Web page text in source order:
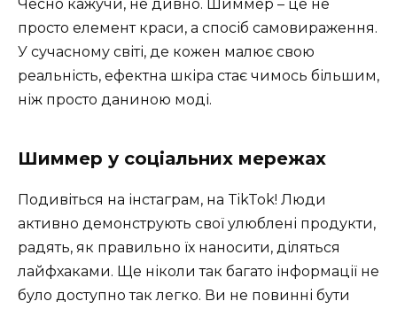
Чесно кажучи, не дивно. Шиммер – це не
просто елемент краси, а спосіб самовираження.
У сучасному світі, де кожен малює свою
реальність, ефектна шкіра стає чимось більшим,
ніж просто даниною моді.
Шиммер у соціальних мережах
Подивіться на інстаграм, на TikTok! Люди
активно демонструють свої улюблені продукти,
радять, як правильно їх наносити, діляться
лайфхаками. Ще ніколи так багато інформації не
було доступно так легко. Ви не повинні бути